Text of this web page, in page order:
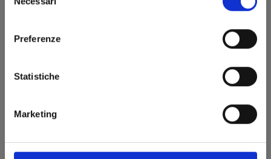
del
Preferenze
Statistiche
Marketing
KUROKO’S BASKET REPLACE PLUS n. 5
13/11/2019